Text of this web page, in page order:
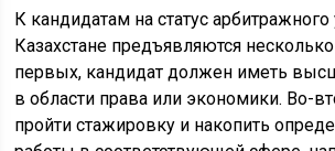
К кандидатам на статус
Казахстане предъявляются
первых, кандидат должен иметь
в области права или экономики. Во-
пройти стажировку и накопить